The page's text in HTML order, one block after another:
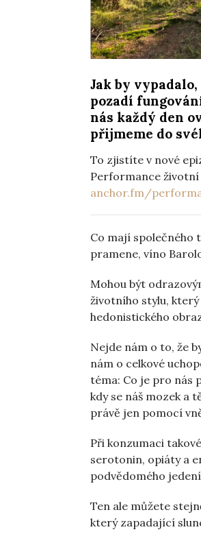
Jak by
pozadí
nás každý den
přijmeme do
To zjistíte v nové
Performance životní
anchor.fm/
Co mají společného
pramene, víno
Mohou být
životního stylu,
hedonistického
Nejde nám o to, že
nám o celkové
téma: Co je pro nás
kdy se náš mozek a
právě jen pomocí
Při konzumaci
serotonin, opiáty a
podvědomého
Ten ale můžete
který zapadající